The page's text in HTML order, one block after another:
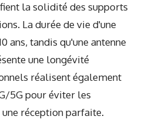
la solidité des supports
La durée de vie d'une
ans, tandis qu'une antenne
une longévité
réalisent également
5G pour éviter les
réception parfaite.